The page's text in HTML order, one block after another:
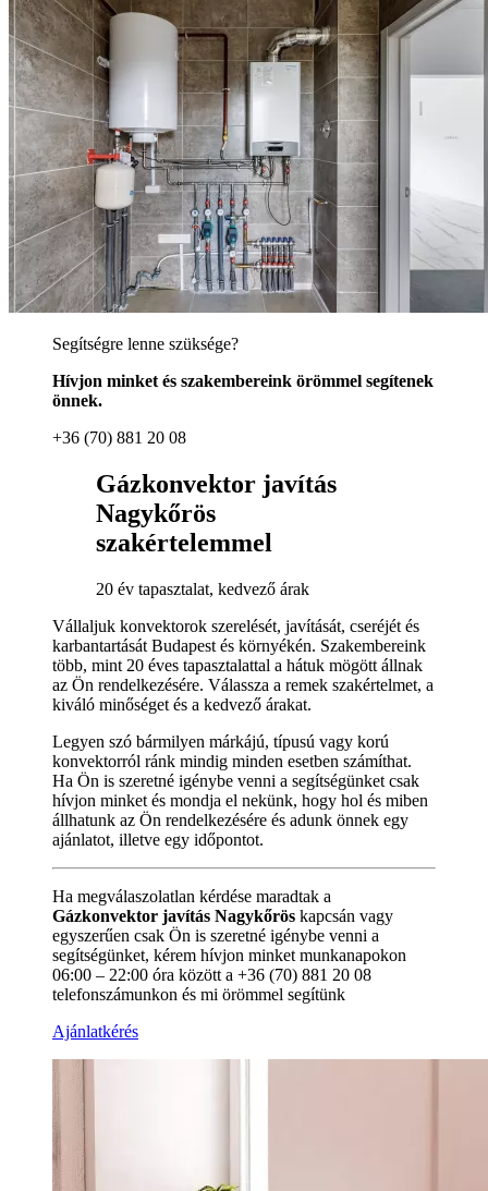
Segítségre lenne szüksége?
Hívjon minket és szakembereink örömmel segítenek
önnek.
+36 (70) 881 20 08
Gázkonvektor javítás
Nagykőrös
szakértelemmel
20 év tapasztalat, kedvező árak
Vállaljuk konvektorok szerelését, javítását, cseréjét és
karbantartását Budapest és környékén. Szakembereink
több, mint 20 éves tapasztalattal a hátuk mögött állnak
az Ön rendelkezésére. Válassza a remek szakértelmet, a
kiváló minőséget és a kedvező árakat.
Legyen szó bármilyen márkájú, típusú vagy korú
konvektorról ránk mindig minden esetben számíthat.
Ha Ön is szeretné igénybe venni a segítségünket csak
hívjon minket és mondja el nekünk, hogy hol és miben
állhatunk az Ön rendelkezésére és adunk önnek egy
ajánlatot, illetve egy időpontot.
Ha megválaszolatlan kérdése maradtak a
Gázkonvektor javítás Nagykőrös kapcsán vagy
egyszerűen csak Ön is szeretné igénybe venni a
segítségünket, kérem hívjon minket munkanapokon
06:00 – 22:00 óra között a +36 (70) 881 20 08
telefonszámunkon és mi örömmel segítünk
Ajánlatkérés